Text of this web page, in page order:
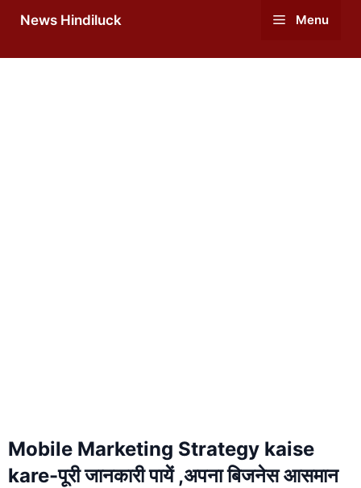
News Hindiluck Menu
Mobile Marketing Strategy kaise
kare-पूरी जानकारी पायें ,अपना बिजनेस आसमान